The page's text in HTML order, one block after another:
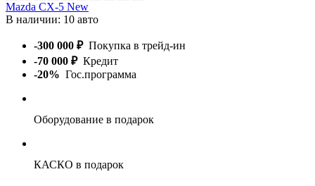
Mazda CX-5 New
В наличии: 10 авто
-300 000 ₽ Покупка в трейд-ин
-70 000 ₽ Кредит
-20% Гос.программа
Оборудование в подарок
КАСКО в подарок